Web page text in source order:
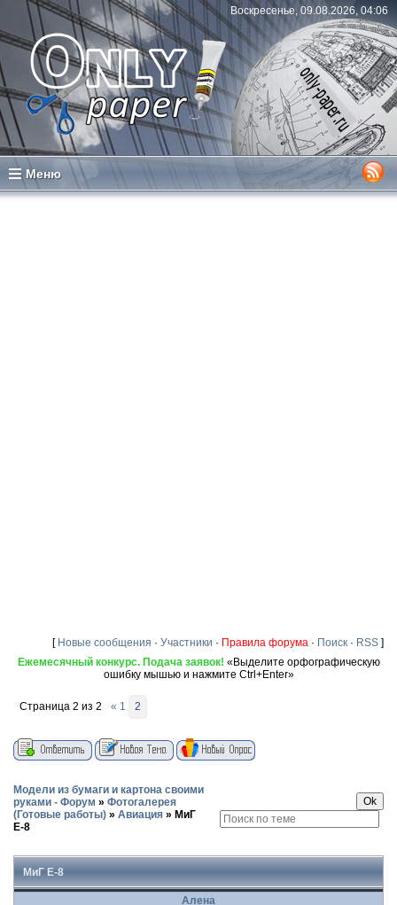
Воскресенье, 09.08.2026, 04:06
Меню
[ Новые сообщения · Участники · Правила форума · Поиск · RSS ]
Ежемесячный конкурс. Подача заявок! «Выделите орфографическую
ошибку мышью и нажмите Ctrl+Enter»
Страница 2 из 2 « 1 2
Модели из бумаги и картона своими
руками - Форум » Фотогалерея
(Готовые работы) » Авиация » МиГ
Е-8
МиГ Е-8
Алена